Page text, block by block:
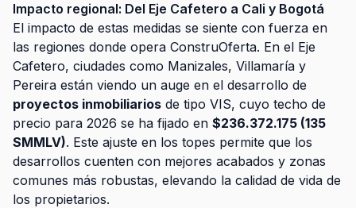
Impacto regional: Del Eje Cafetero a Cali y Bogotá
El impacto de estas medidas se siente con fuerza en
las regiones donde opera ConstruOferta. En el Eje
Cafetero, ciudades como Manizales, Villamaría y
Pereira están viendo un auge en el desarrollo de
proyectos inmobiliarios de tipo VIS, cuyo techo de
precio para 2026 se ha fijado en $236.372.175 (135
SMMLV). Este ajuste en los topes permite que los
desarrollos cuenten con mejores acabados y zonas
comunes más robustas, elevando la calidad de vida de
los propietarios.